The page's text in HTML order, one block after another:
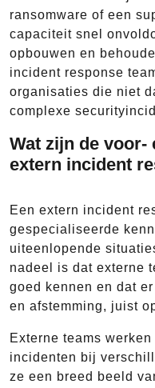
ransomware of een
capaciteit snel
opbouwen en
incident response
organisaties die niet
complexe
Wat zijn de voor-
extern incident
Een extern incident
gespecialiseerde
uiteenlopende
nadeel is dat externe
goed kennen en dat
en afstemming, juist
Externe teams
incidenten bij
ze een breed beeld